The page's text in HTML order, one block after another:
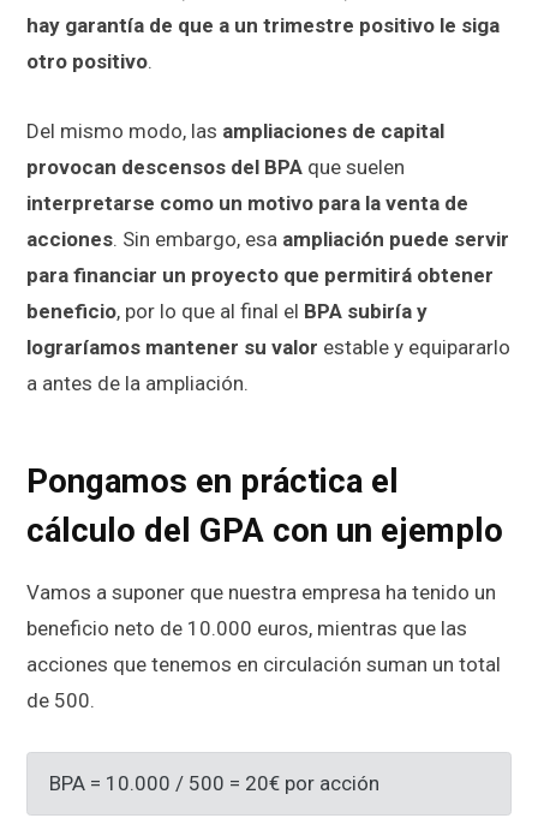
hay garantía de que a un trimestre positivo le siga
otro positivo.
Del mismo modo, las ampliaciones de capital
provocan descensos del BPA que suelen
interpretarse como un motivo para la venta de
acciones. Sin embargo, esa ampliación puede servir
para financiar un proyecto que permitirá obtener
beneficio, por lo que al final el BPA subiría y
lograríamos mantener su valor estable y equipararlo
a antes de la ampliación.
Pongamos en práctica el
cálculo del GPA con un ejemplo
Vamos a suponer que nuestra empresa ha tenido un
beneficio neto de 10.000 euros, mientras que las
acciones que tenemos en circulación suman un total
de 500.
BPA = 10.000 / 500 = 20€ por acción